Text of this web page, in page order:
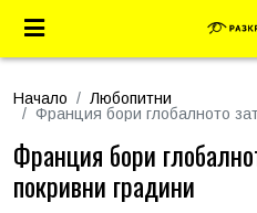
Начало
Любопитни
Франция бори глобалното
Франция бори
покривни градини